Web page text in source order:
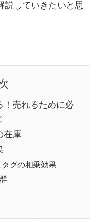
説していきたいと思
！売れるために必
在庫
グの相乗効果